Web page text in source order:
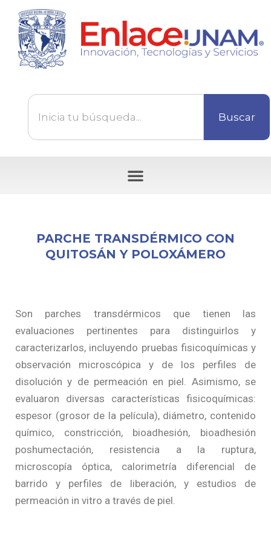
Buscar
PARCHE TRANSDÉRMICO CON
QUITOSÁN Y POLOXÁMERO
Son parches transdérmicos que tienen las
evaluaciones pertinentes para distinguirlos y
caracterizarlos, incluyendo pruebas fisicoquímicas y
observación microscópica y de los perfiles de
disolución y de permeación en piel. Asimismo, se
evaluaron diversas características fisicoquímicas:
espesor (grosor de la película), diámetro, contenido
químico, constricción, bioadhesión, bioadhesión
poshumectación, resistencia a la ruptura,
microscopía óptica, calorimetría diferencial de
barrido y perfiles de liberación, y estudios de
permeación in vitro a través de piel.